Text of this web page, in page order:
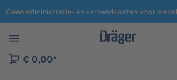
naar navigatie B2B-platform
€ 0,00*